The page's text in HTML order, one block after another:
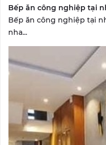
Bếp ăn công nghiệp tại
Bếp ăn công nghiệp tại
nha...